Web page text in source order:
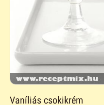
Vaníliás csokikrém